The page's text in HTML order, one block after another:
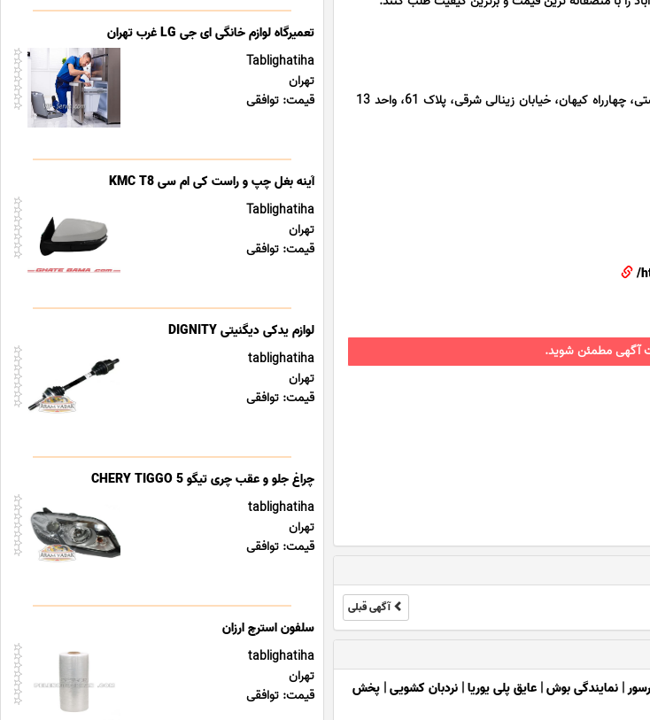
آدرس : تهران، خیابان سهروردی شمالی، بین خیابان مطهری و بهشتی، چهارراه کیهان، خیابان زینالی شرقی، پلاک 61، واحد 13
آگهی مطمئن شوید.
آگهی قبلی
|نمایندگی بوش|عایق پلی یوریا|نردبان کشویی|پخش
تعمیرگاه لوازم خانگی ای جی LG غرب تهران
Tablighatiha
تهران
قیمت: توافقی
آینه بغل چپ و راست کی ام سی KMC T8
Tablighatiha
تهران
قیمت: توافقی
لوازم یدکی دیگنیتی DIGNITY
tablighatiha
تهران
قیمت: توافقی
چراغ جلو و عقب چری تیگو CHERY TIGGO 5
tablighatiha
تهران
قیمت: توافقی
سلفون استرچ ارزان
tablighatiha
تهران
قیمت: توافقی